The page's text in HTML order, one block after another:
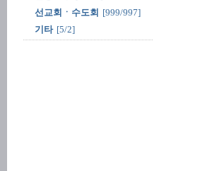
선교회ㆍ수도회 [999/997]
기타 [5/2]